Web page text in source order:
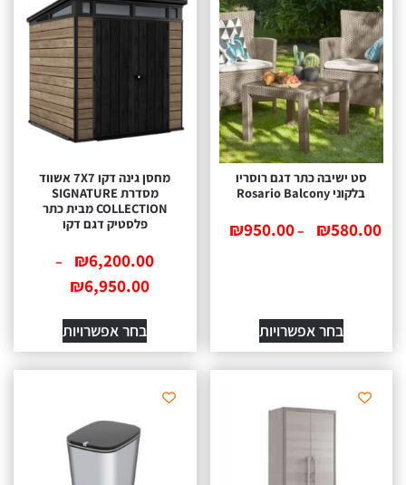
ישיבה כתר דגם רוסריו
₪
–
₪950.00
בחר אפשרויות
מחסן גינה דקו 7X7 אשווד
מסדרת SIGNATURE
COLLECTION מבית כתר
פלסטיק דגם דקו
₪6,200.00
–
₪6,950.00
בחר אפשרויות